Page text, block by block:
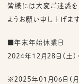
皆様には大変ご迷惑を
ようお願い申し上げます
■年末年始休業日
2024年12月28日（土
※2025年01月06日（月